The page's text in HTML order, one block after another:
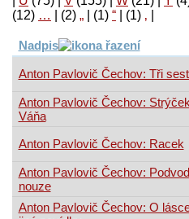
‚
(1)
“
(1)
„
(2)
…
(12)
Nadpis
Anton Pavlovič Čechov: Tři
Anton Pavlovič Čechov: Strýček
Váňa
Anton Pavlovič Čechov: Racek
Anton Pavlovič Čechov:
nouze
Anton Pavlovič Čechov: O